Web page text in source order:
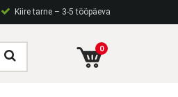
Kiire tarne – 3-5 tööpäeva
0